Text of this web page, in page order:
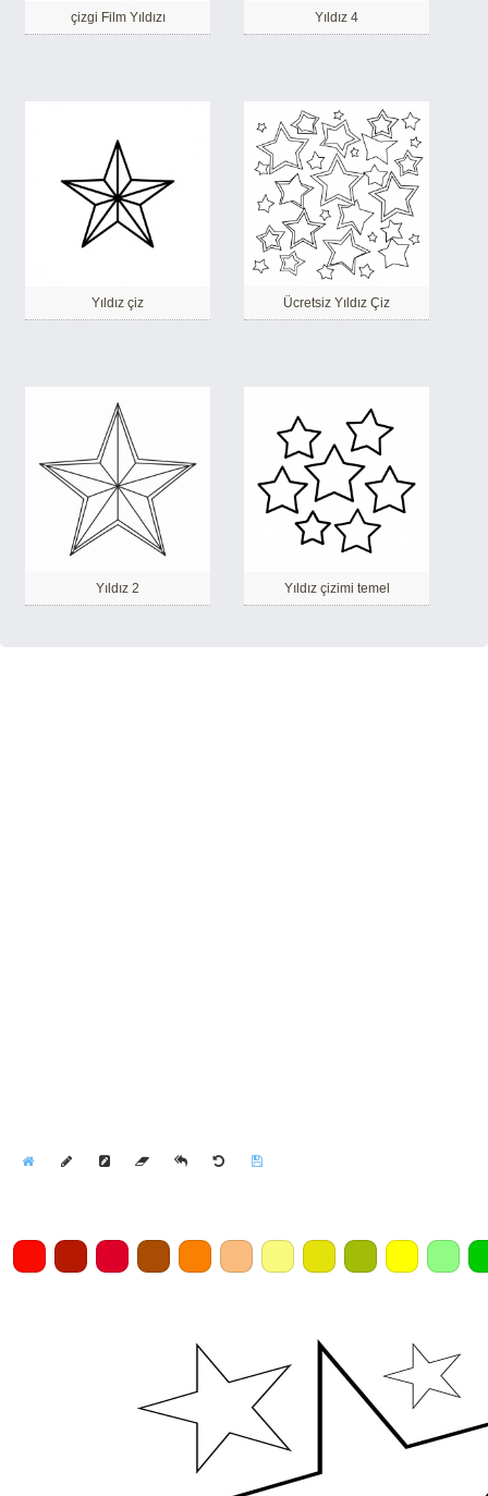
çizgi Film Yıldızı Yıldız 4
Yıldız çiz Ücretsiz Yıldız Çiz
Yıldız 2 Yıldız çizimi temel